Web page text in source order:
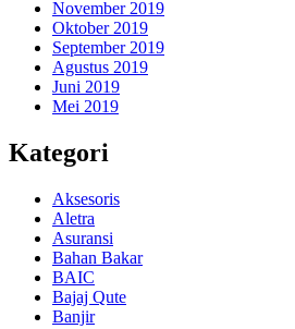
November 2019
Oktober 2019
September 2019
Agustus 2019
Juni 2019
Mei 2019
Kategori
Aksesoris
Aletra
Asuransi
Bahan Bakar
BAIC
Bajaj Qute
Banjir